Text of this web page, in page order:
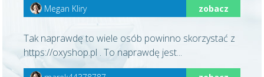
Megan Kliry zobacz
Tak naprawdę to wiele osób powinno skorzystać z
https://oxyshop.pl . To naprawdę jest...